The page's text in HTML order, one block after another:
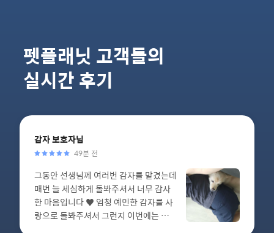
펫플래닛 고객들의
실시간 후기
감자보호자님
49분 전
그동안 선생님께 여러번 감자를 맡겼는데
매번 늘 세심하게 돌봐주셔서 너무 감사
한 마음입니다 ♥️ 엄청 예민한 감자를 사
랑으로 돌봐주셔서 그런지 이번에는 선생